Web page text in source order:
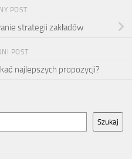
POST
strategii zakładów
POST
najlepszych propozycji?
Szukaj